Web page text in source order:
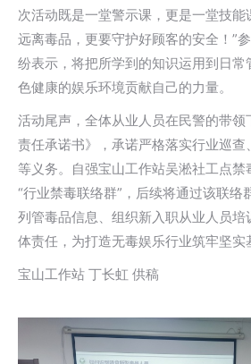
次活动既是一堂警示课，更是一堂技能
远离毒品，更要守护好顾客的安全！”
纷表示，将把所学到的知识运用到日
色健康的娱乐环境贡献自己的力量。
活动尾声，全体从业人员在民警的带
责任承诺书》，承诺严格落实行业巡查
等义务。自强宝山工作站吴淞社工点禁
“行业禁毒联络群”，后续将通过该联络
列管毒品信息、组织新入职从业人员培
体责任，为打造无毒娱乐行业筑牢坚实
宝山工作站 丁长虹 供稿